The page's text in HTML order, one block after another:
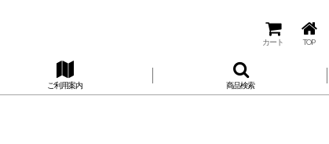
カート TOP
ご利用案内 商品検索